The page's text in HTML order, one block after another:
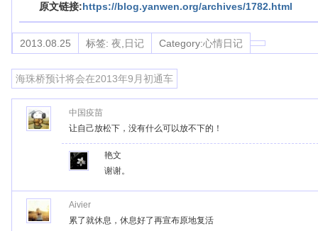
原文链接:https://blog.yanwen.org/archives/1782.html
2013.08.25 标签: 夜,日记 Category:心情日记
海珠桥预计将会在2013年9月初通车
中国疫苗
让自己放松下，没有什么可以放不下的！
艳文
谢谢。
Aivier
累了就休息，休息好了再宣布原地复活